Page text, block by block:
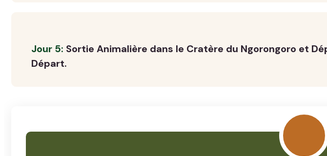
Jour 5: Sortie Animalière dans le Cratère du Ngorongoro et
Départ.